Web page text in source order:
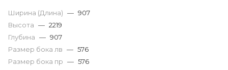
Ширина (Длина) — 907
Высота — 2219
Глубина — 907
Размер бока лв — 576
Размер бока пр — 576